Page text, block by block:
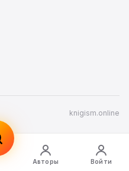
Авторы Войти
knigism.online